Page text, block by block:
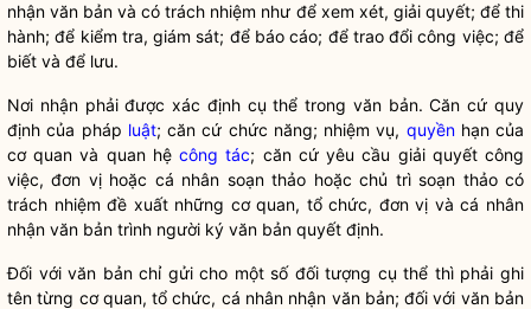
nhận văn bản và có trách nhiệm như để xem xét, giải quyết; để thi
hành; để kiểm tra, giám sát; để báo cáo; để trao đổi công việc; để
biết và để lưu.
Nơi nhận phải được xác định cụ thể trong văn bản. Căn cứ quy
định của pháp luật; căn cứ chức năng; nhiệm vụ, quyềnhạn của
cơ quan và quan hệcông tác; căn cứ yêu cầu giải quyết công
việc, đơn vị hoặc cá nhân soạn thảo hoặc chủ trì soạn thảo có
trách nhiệm đề xuất những cơ quan, tổ chức, đơn vị và cá nhân
nhận văn bản trình người ký văn bản quyết định.
Đối với văn bản chỉ gửi cho một số đối tượng cụ thể thì phải ghi
tên từng cơ quan, tổ chức, cá nhân nhận văn bản; đối với văn bản